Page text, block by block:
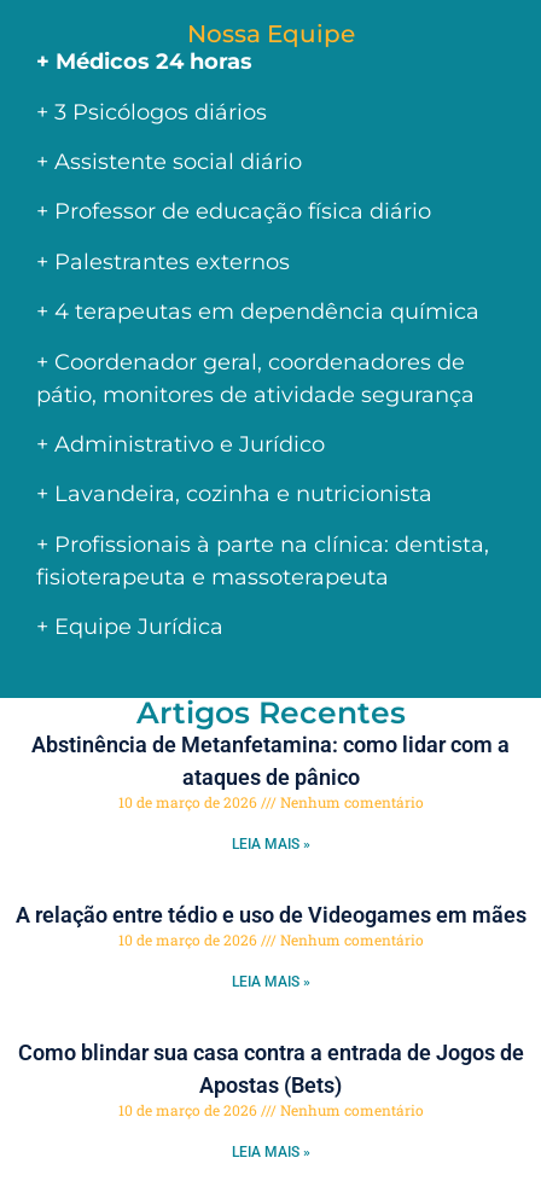
Nossa Equipe
+ Médicos 24 horas
+ 3 Psicólogos diários
+ Assistente social diário
+ Professor de educação física diário
+ Palestrantes externos
+ 4 terapeutas em dependência química
+ Coordenador geral, coordenadores de
pátio, monitores de atividade segurança
+ Administrativo e Jurídico
+ Lavandeira, cozinha e nutricionista
+ Profissionais à parte na clínica: dentista,
fisioterapeuta e massoterapeuta
+ Equipe Jurídica
Artigos Recentes
Abstinência de Metanfetamina: como lidar com a
ataques de pânico
10 de março de 2026 Nenhum comentário
LEIA MAIS »
A relação entre tédio e uso de Videogames em mães
10 de março de 2026 Nenhum comentário
LEIA MAIS »
Como blindar sua casa contra a entrada de Jogos de
Apostas (Bets)
10 de março de 2026 Nenhum comentário
LEIA MAIS »